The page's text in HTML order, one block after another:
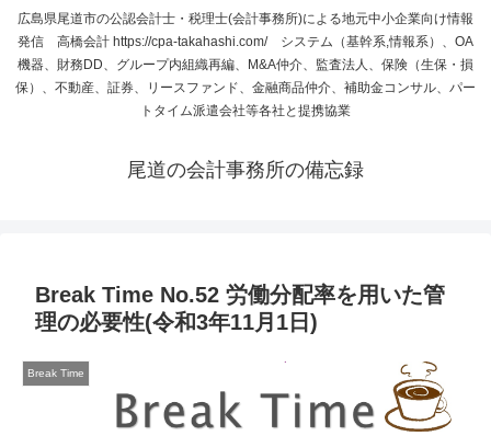
広島県尾道市の公認会計士・税理士(会計事務所)による地元中小企業向け情報
発信 高橋会計 https://cpa-takahashi.com/ システム（基幹系,情報系）、OA
機器、財務DD、グループ内組織再編、M&A仲介、監査法人、保険（生保・損
保）、不動産、証券、リースファンド、金融商品仲介、補助金コンサル、パー
トタイム派遣会社等各社と提携協業
尾道の会計事務所の備忘録
Break Time No.52 労働分配率を用いた管
理の必要性(令和3年11月1日)
Break Time